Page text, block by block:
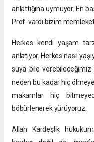
anlattığına uymuyor. En
Prof. vardı bizim
Herkes kendi yaşam
anlatıyor. Herkes nasıl
suya bile
neden bu kadar hiç
makamlar hiç
böbürlenerek yürüyoruz.
Allah Kardeşlik